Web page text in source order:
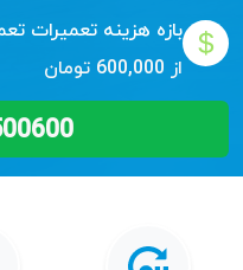
بازه هزینه تعمیرات
از 600,000 تومان